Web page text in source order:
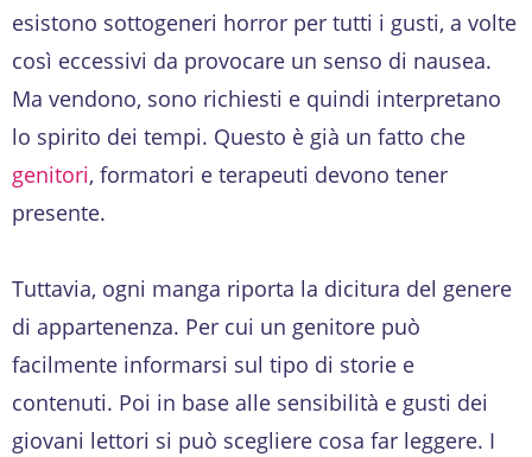
esistono sottogeneri horror per tutti i gusti, a volte
così eccessivi da provocare un senso di nausea.
Ma vendono, sono richiesti e quindi interpretano
lo spirito dei tempi. Questo è già un fatto che
genitori, formatori e terapeuti devono tener
presente.
Tuttavia, ogni manga riporta la dicitura del genere
di appartenenza. Per cui un genitore può
facilmente informarsi sul tipo di storie e
contenuti. Poi in base alle sensibilità e gusti dei
giovani lettori si può scegliere cosa far leggere. I